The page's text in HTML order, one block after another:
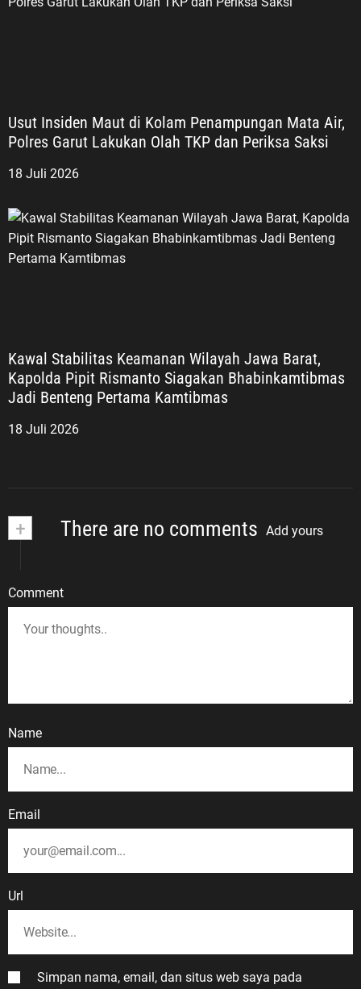
Usut Insiden Maut di Kolam Penampungan Mata Air,
Polres Garut Lakukan Olah TKP dan Periksa Saksi
18 Juli 2026
Kawal Stabilitas Keamanan Wilayah Jawa Barat,
Kapolda Pipit Rismanto Siagakan Bhabinkamtibmas
Jadi Benteng Pertama Kamtibmas
18 Juli 2026
+ There are no comments Add yours
Comment
Name
Email
Url
Simpan nama, email, dan situs web saya pada